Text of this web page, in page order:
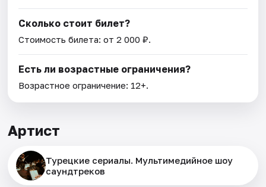
Сколько стоит билет?
Стоимость билета: от 2 000 ₽.
Есть ли возрастные ограничения?
Возрастное ограничение: 12+.
Артист
Турецкие сериалы. Мультимедийное шоу
саундтреков